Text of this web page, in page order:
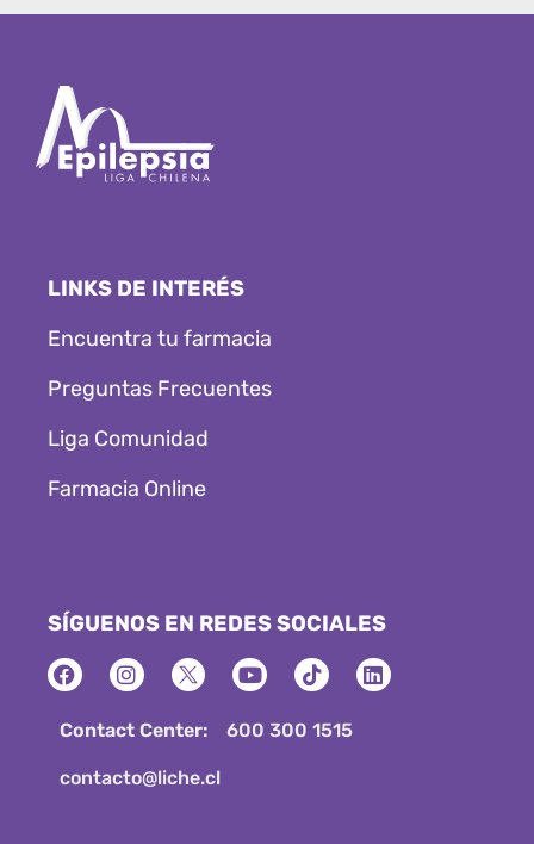
LINKS DE INTERÉS
Encuentra tu farmacia
Preguntas Frecuentes
Liga Comunidad
Farmacia Online
SÍGUENOS EN REDES SOCIALES
Contact Center: 600 300 1515
contacto@liche.cl